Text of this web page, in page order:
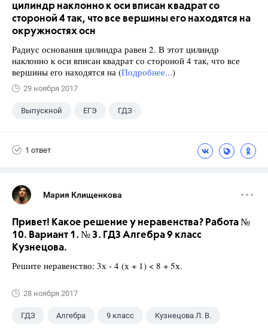
цилиндр наклонно к оси вписан квадрат со
стороной 4 так, что все вершины его находятся на
окружностях осн
Радиус основания цилиндра равен 2. В этот цилиндр
наклонно к оси вписан квадрат со стороной 4 так, что все
вершины его находятся на (Подробнее...)
29 ноября 2017
Выпускной ЕГЭ ГДЗ
1 ответ
Мария Клищенкова
Привет! Какое решение у неравенства? Работа №
10. Вариант 1. № 3. ГДЗ Алгебра 9 класс
Кузнецова.
Решите неравенство: 3х - 4 (х + 1) < 8 + 5х.
28 ноября 2017
ГДЗ Алгебра 9 класс Кузнецова Л. В.